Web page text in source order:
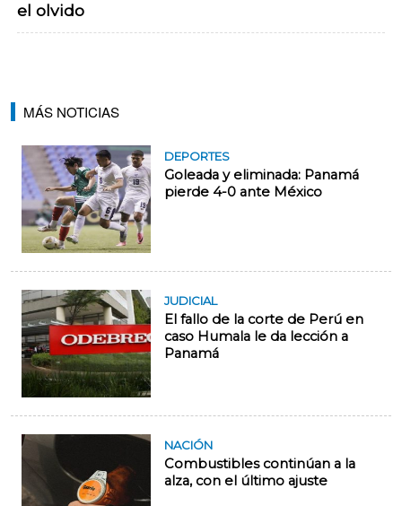
el olvido
MÁS NOTICIAS
DEPORTES
Goleada y eliminada: Panamá
pierde 4-0 ante México
JUDICIAL
El fallo de la corte de Perú en
caso Humala le da lección a
Panamá
NACIÓN
Combustibles continúan a la
alza, con el último ajuste